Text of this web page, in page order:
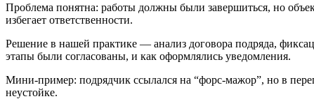
Проблема понятна: работы должны были завершиться, но
избегает ответственности.
Решение в нашей практике — анализ договора подряда,
этапы были согласованы, и как оформлялись уведомления.
Мини-пример: подрядчик ссылался на “форс-мажор”, но в
неустойке.